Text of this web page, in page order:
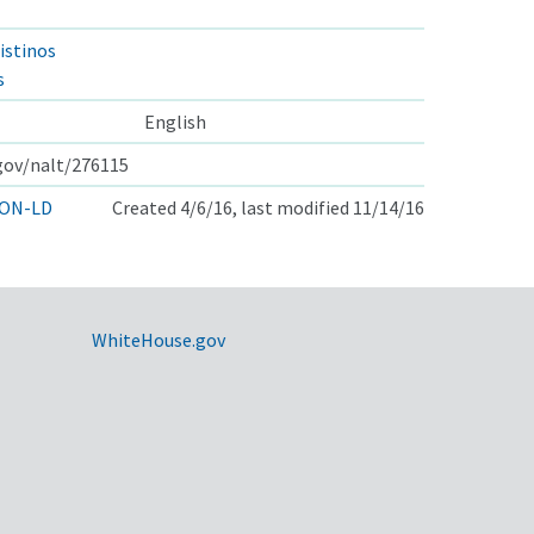
English
nalt/276115
LD
Created 4/6/16, last modified 11/14/16
WhiteHouse.gov